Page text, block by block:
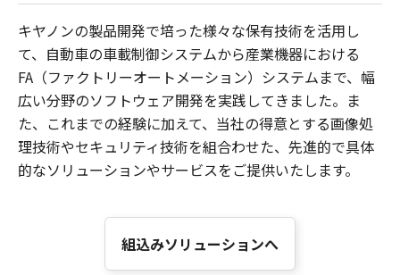
キヤノンの製品開発で培った様々な保有技術を活用し
て、自動車の車載制御システムから産業機器における
FA（ファクトリーオートメーション）システムまで、幅
広い分野のソフトウェア開発を実践してきました。ま
た、これまでの経験に加えて、当社の得意とする画像処
理技術やセキュリティ技術を組合わせた、先進的で具体
的なソリューションやサービスをご提供いたします。
組込みソリューションへ